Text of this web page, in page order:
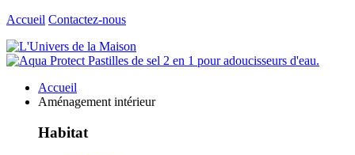
Accueil Contactez-nous
Accueil
Aménagement intérieur
Habitat